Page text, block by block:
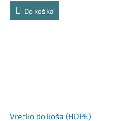
Do košíka
Vrecko do koša (HDPE)